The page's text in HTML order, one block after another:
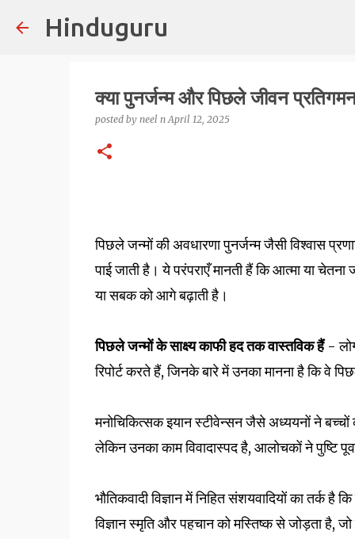
Hinduguru
क्या पुनर्जन्म और पिछले जीवन
posted by neel n April 12, 2025
पिछले जन्मों की अवधारणा पुनर्जन्म जैसी विश्वास
पाई जाती है। ये परंपराएँ मानती हैं कि आत्मा या
या सबक को आगे बढ़ाती है।
पिछले जन्मों के साक्ष्य काफी हद तक वास्तविक हैं-
रिपोर्ट करते हैं, जिनके बारे में उनका मानना ​​है कि वे
मनोचिकित्सक इयान स्टीवेन्सन जैसे अध्ययनों ने बच्चों
लेकिन उनका काम विवादास्पद है, आलोचकों ने पुष्टि
भौतिकवादी विज्ञान में निहित संशयवादियों का तर्क है कि
विज्ञान स्मृति और पहचान को मस्तिष्क से जोड़ता है,